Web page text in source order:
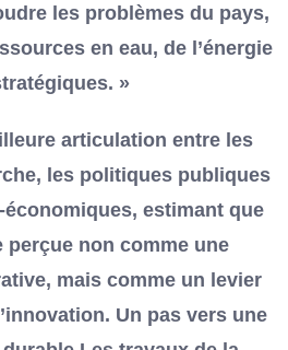
les problèmes du pays,
en eau, de l’énergie
»
articulation entre les
les politiques publiques
estimant que
perçue non comme une
mais comme un levier
Un pas vers une